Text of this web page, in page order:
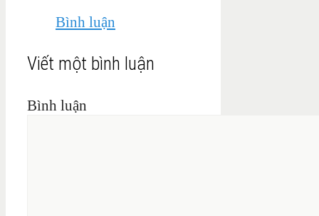
Bình luận
Viết một bình luận
Bình luận